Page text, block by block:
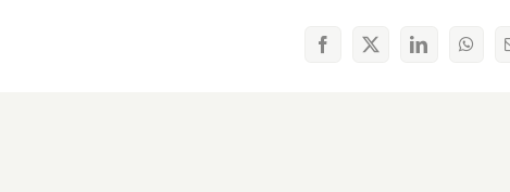
Facebook
X LinkedIn